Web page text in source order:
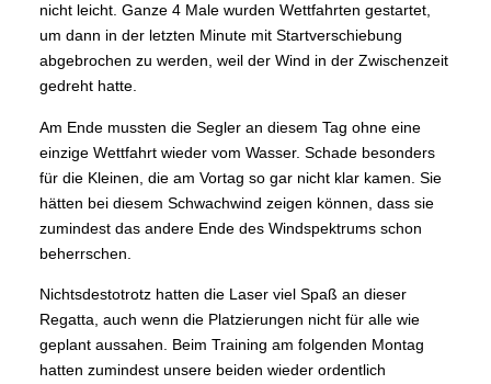
nicht leicht. Ganze 4 Male wurden Wettfahrten gestartet,
um dann in der letzten Minute mit Startverschiebung
abgebrochen zu werden, weil der Wind in der Zwischenzeit
gedreht hatte.
Am Ende mussten die Segler an diesem Tag ohne eine
einzige Wettfahrt wieder vom Wasser. Schade besonders
für die Kleinen, die am Vortag so gar nicht klar kamen. Sie
hätten bei diesem Schwachwind zeigen können, dass sie
zumindest das andere Ende des Windspektrums schon
beherrschen.
Nichtsdestotrotz hatten die Laser viel Spaß an dieser
Regatta, auch wenn die Platzierungen nicht für alle wie
geplant aussahen. Beim Training am folgenden Montag
hatten zumindest unsere beiden wieder ordentlich